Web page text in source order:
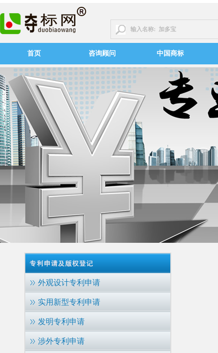
首页 咨询顾问 中国商标
外观设计专利申请
实用新型专利申请
发明专利申请
涉外专利申请